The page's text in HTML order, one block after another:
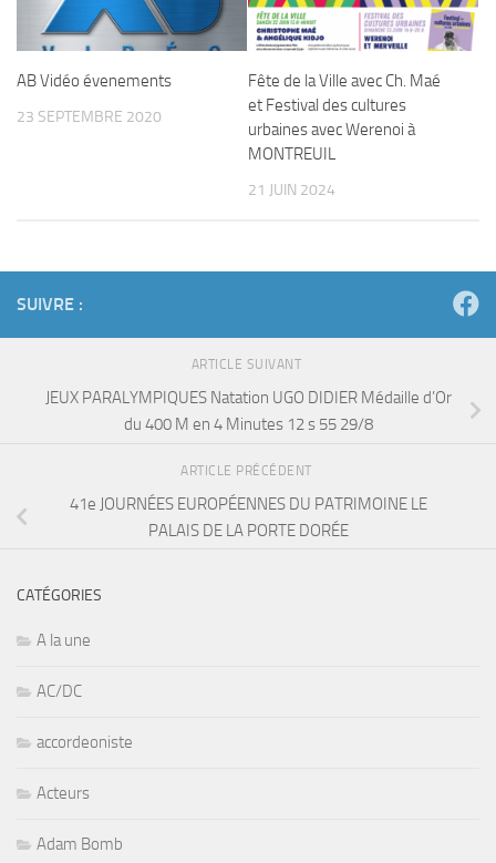
AB Vidéo évenements
23 SEPTEMBRE 2020
Fête de la Ville avec Ch. Maé
et Festival des cultures
urbaines avec Werenoi à
MONTREUIL
21 JUIN 2024
SUIVRE :
ARTICLE SUIVANT
JEUX PARALYMPIQUES Natation UGO DIDIER Médaille d’Or
du 400 M en 4 Minutes 12 s 55 29/8
ARTICLE PRÉCÉDENT
41e JOURNÉES EUROPÉENNES DU PATRIMOINE LE
PALAIS DE LA PORTE DORÉE
CATÉGORIES
A la une
AC/DC
accordeoniste
Acteurs
Adam Bomb